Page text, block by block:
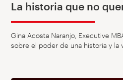
La historia que no
Gina Acosta Naranjo, Executive
sobre el poder de una historia y la